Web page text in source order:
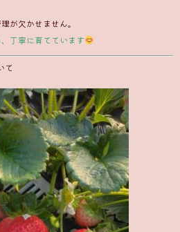
が欠かせません。
丁寧に育てています
て